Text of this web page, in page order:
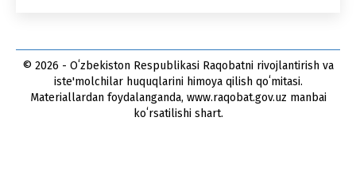
© 2026 - Oʻzbekiston Respublikasi Raqobatni rivojlantirish va
iste'molchilar huquqlarini himoya qilish qoʻmitasi.
Materiallardan foydalanganda, www.raqobat.gov.uz manbai
koʻrsatilishi shart.